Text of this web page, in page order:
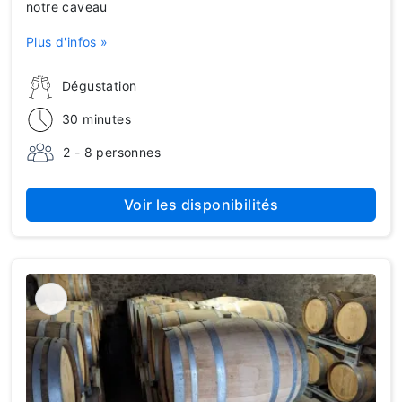
Dégustation
30 minutes
2 - 8 personnes
notre caveau
Plus d'infos »
Voir les disponibilités